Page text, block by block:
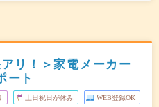
リ！＞家電メーカー
ート
土日祝日が休み WEB登録OK